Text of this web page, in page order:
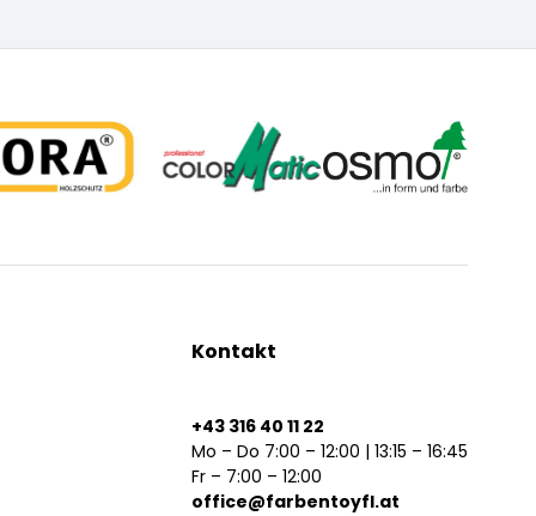
Kontakt
+43 316 40 11 22
Mo – Do 7:00 – 12:00 | 13:15 – 16:45
Fr – 7:00 – 12:00
office@farbentoyfl.at